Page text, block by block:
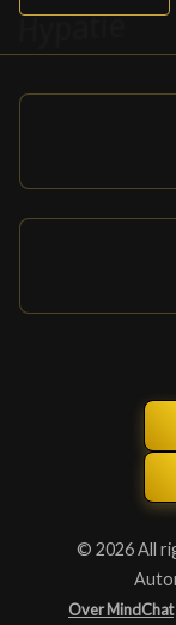
© 2026 All
Over MindChat